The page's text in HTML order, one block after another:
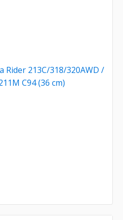
Rider 213C/318/320AWD /
C94 (36 cm)